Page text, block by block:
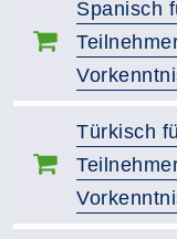
Spanisch
Türkisch